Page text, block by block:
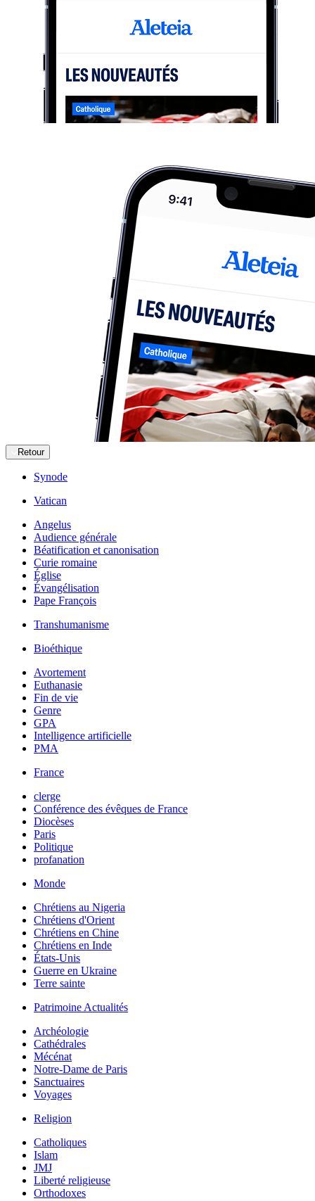
Retour
Synode
Vatican
Angelus
Audience générale
Béatification et canonisation
Curie romaine
Église
Évangélisation
Pape François
Transhumanisme
Bioéthique
Avortement
Euthanasie
Fin de vie
Genre
GPA
Intelligence artificielle
PMA
France
clerge
Conférence des évêques de France
Diocèses
Paris
Politique
profanation
Monde
Chrétiens au Nigeria
Chrétiens d'Orient
Chrétiens en Chine
Chrétiens en Inde
États-Unis
Guerre en Ukraine
Terre sainte
Patrimoine Actualités
Archéologie
Cathédrales
Mécénat
Notre-Dame de Paris
Sanctuaires
Voyages
Religion
Catholiques
Islam
JMJ
Liberté religieuse
Orthodoxes